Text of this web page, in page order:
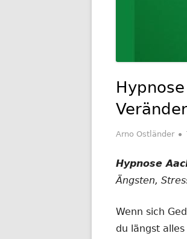
Autor
Arno Ostländer
Hypnose
Ängsten,
Wenn sich
du längst